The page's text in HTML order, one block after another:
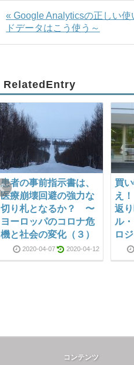
« Google Analyticsの正しい使
ドデータはこう使う～
RelatedEntry
患者の事前指示書は、
医療崩壊回避の強力な
切り札となるか？ 〜
ヨーロッパのコロナ危
機と社会の変化（３）
2020-04-07 2020-04-12
買
え
返
ル
ロ
コンテンツ